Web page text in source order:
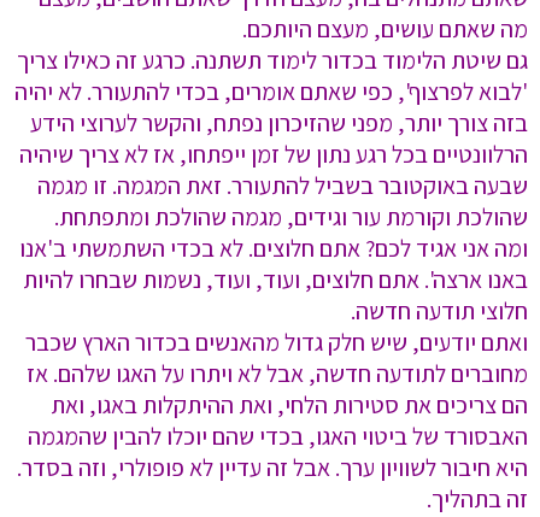
מה שאתם עושים, מעצם היותכם.
גם שיטת הלימוד בכדור לימוד תשתנה. כרגע זה כאילו צריך
'לבוא לפרצוף', כפי שאתם אומרים, בכדי להתעורר. לא יהיה
בזה צורך יותר, מפני שהזיכרון נפתח, והקשר לערוצי הידע
הרלוונטיים בכל רגע נתון של זמן ייפתחו, אז לא צריך שיהיה
שבעה באוקטובר בשביל להתעורר. זאת המגמה. זו מגמה
שהולכת וקורמת עור וגידים, מגמה שהולכת ומתפתחת.
ומה אני אגיד לכם? אתם חלוצים. לא בכדי השתמשתי ב'אנו
באנו ארצה'. אתם חלוצים, ועוד, ועוד, נשמות שבחרו להיות
חלוצי תודעה חדשה.
ואתם יודעים, שיש חלק גדול מהאנשים בכדור הארץ שכבר
מחוברים לתודעה חדשה, אבל לא ויתרו על האגו שלהם. אז
הם צריכים את סטירות הלחי, ואת ההיתקלות באגו, ואת
האבסורד של ביטוי האגו, בכדי שהם יוכלו להבין שהמגמה
היא חיבור לשוויון ערך. אבל זה עדיין לא פופולרי, וזה בסדר.
זה בתהליך.